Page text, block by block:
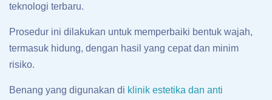
teknologi terbaru.
Prosedur ini dilakukan untuk memperbaiki bentuk wajah,
termasuk hidung, dengan hasil yang cepat dan minim
risiko.
Benang yang digunakan di klinik estetika dan anti